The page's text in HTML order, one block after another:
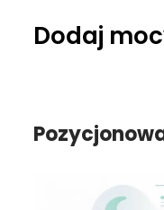
Dodaj